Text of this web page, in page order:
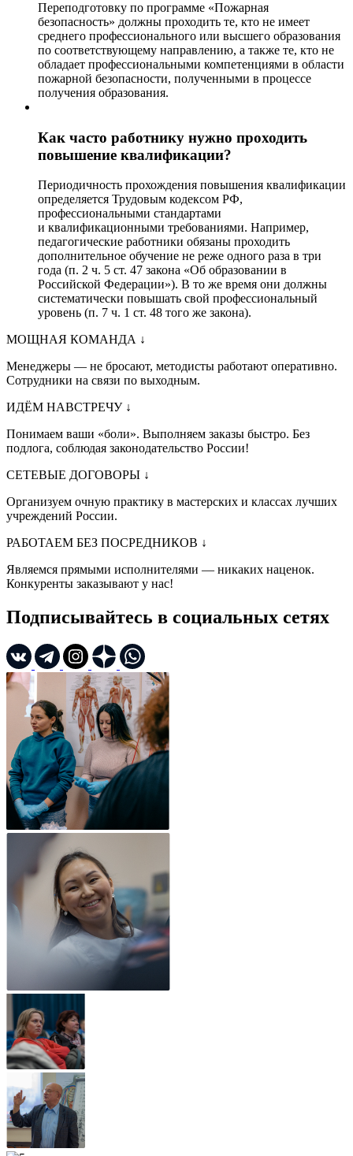
Переподготовку по программе «Пожарная
безопасность» должны проходить те, кто не имеет
среднего профессионального или высшего образования
по соответствующему направлению, а также те, кто не
обладает профессиональными компетенциями в области
пожарной безопасности, полученными в процессе
получения образования.
Как часто работнику нужно проходить
повышение квалификации?
Периодичность прохождения повышения квалификации
определяется Трудовым кодексом РФ,
профессиональными стандартами
и квалификационными требованиями. Например,
педагогические работники обязаны проходить
дополнительное обучение не реже одного раза в три
года (п. 2 ч. 5 ст. 47 закона «Об образовании в
Российской Федерации»). В то же время они должны
систематически повышать свой профессиональный
уровень (п. 7 ч. 1 ст. 48 того же закона).
МОЩНАЯ КОМАНДА ↓
Менеджеры — не бросают, методисты работают оперативно.
Сотрудники на связи по выходным.
ИДЁМ НАВСТРЕЧУ ↓
Понимаем ваши «боли». Выполняем заказы быстро. Без
подлога, соблюдая законодательство России!
СЕТЕВЫЕ ДОГОВОРЫ ↓
Организуем очную практику в мастерских и классах лучших
учреждений России.
РАБОТАЕМ БЕЗ ПОСРЕДНИКОВ ↓
Являемся прямыми исполнителями — никаких наценок.
Конкуренты заказывают у нас!
Подписывайтесь в социальных сетях